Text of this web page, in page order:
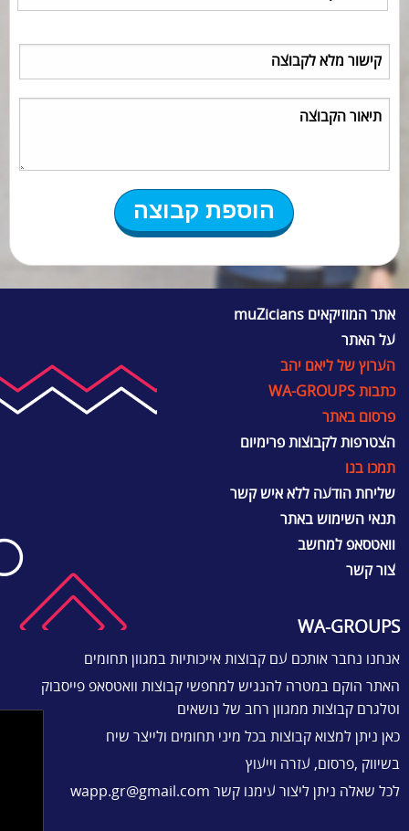
אתר המוזיקאים muZicians
על האתר
הערוץ של ליאם יהב
כתבות WA-GROUPS
פרסום באתר
הצטרפות לקבוצות פרימיום
תמכו בנו
שליחת הודעה ללא איש קשר
תנאי השימוש באתר
וואטסאפ למחשב
צור קשר
WA-GROUPS
אנחנו נחבר אותכם עם קבוצות אייכותיות במגוון תחומים
האתר הוקם במטרה להנגיש למחפשי קבוצות וואטסאפ פייסבוק
וטלגרם קבוצות ממגוון רחב של נושאים
כאן ניתן למצוא קבוצות בכל מיני תחומים ולייצר שיח
בשיווק ,פרסום, עזרה וייעוץ
לכל שאלה ניתן ליצור עימנו קשר wapp.gr@gmail.com